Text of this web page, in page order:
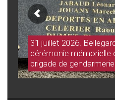
31 juillet 2026.
cérémonie mémorielle
brigade de